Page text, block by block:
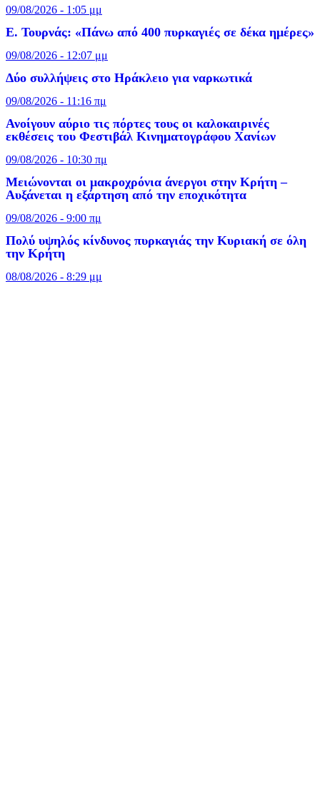
09/08/2026 - 1:05 μμ
Ε. Τουρνάς: «Πάνω από 400 πυρκαγιές σε δέκα ημέρες»
09/08/2026 - 12:07 μμ
Δύο συλλήψεις στο Ηράκλειο για ναρκωτικά
09/08/2026 - 11:16 πμ
Ανοίγουν αύριο τις πόρτες τους οι καλοκαιρινές
εκθέσεις του Φεστιβάλ Κινηματογράφου Χανίων
09/08/2026 - 10:30 πμ
Μειώνονται οι μακροχρόνια άνεργοι στην Κρήτη –
Αυξάνεται η εξάρτηση από την εποχικότητα
09/08/2026 - 9:00 πμ
Πολύ υψηλός κίνδυνος πυρκαγιάς την Κυριακή σε όλη
την Κρήτη
08/08/2026 - 8:29 μμ